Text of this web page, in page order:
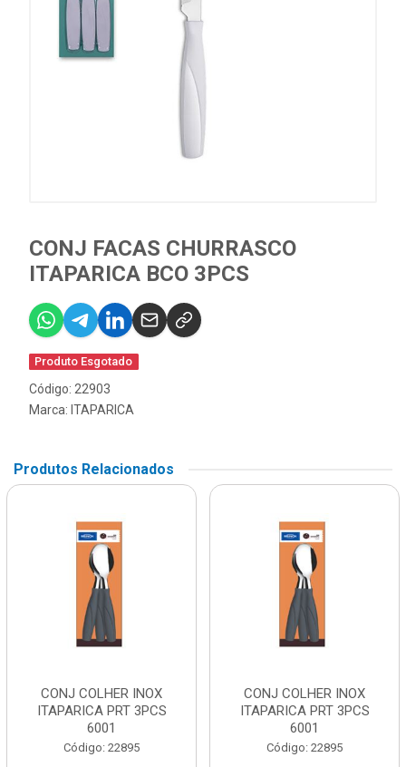
CONJ FACAS CHURRASCO
ITAPARICA BCO 3PCS
Produto Esgotado
Código: 22903
Marca: ITAPARICA
Produtos Relacionados
CONJ COLHER INOX
ITAPARICA PRT 3PCS
6001
Código: 22895
CONJ COLHER INOX
ITAPARICA PRT 3PCS
6001
Código: 22895